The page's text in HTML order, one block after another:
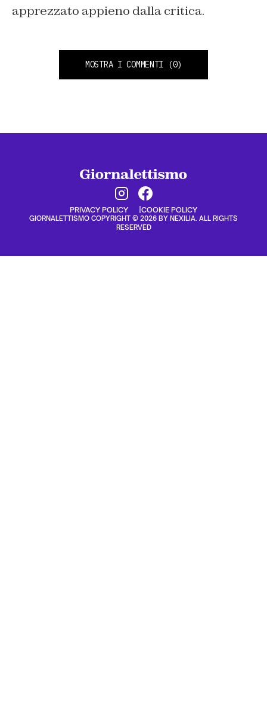
apprezzato appieno dalla critica.
MOSTRA I COMMENTI (0)
PRIVACY POLICY COOKIE POLICY
GIORNALETTISMO COPYRIGHT © 2026 BY NEXILIA. ALL RIGHTS
RESERVED